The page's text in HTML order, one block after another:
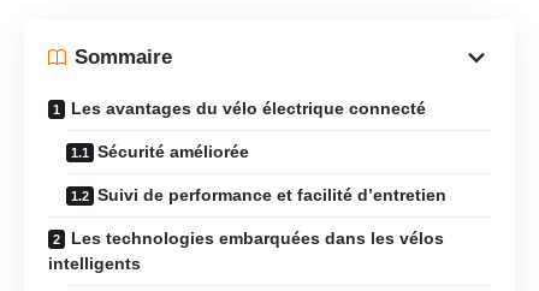
Sommaire
Les avantages du vélo électrique connecté
Sécurité améliorée
Suivi de performance et facilité d’entretien
Les technologies embarquées dans les vélos
intelligents